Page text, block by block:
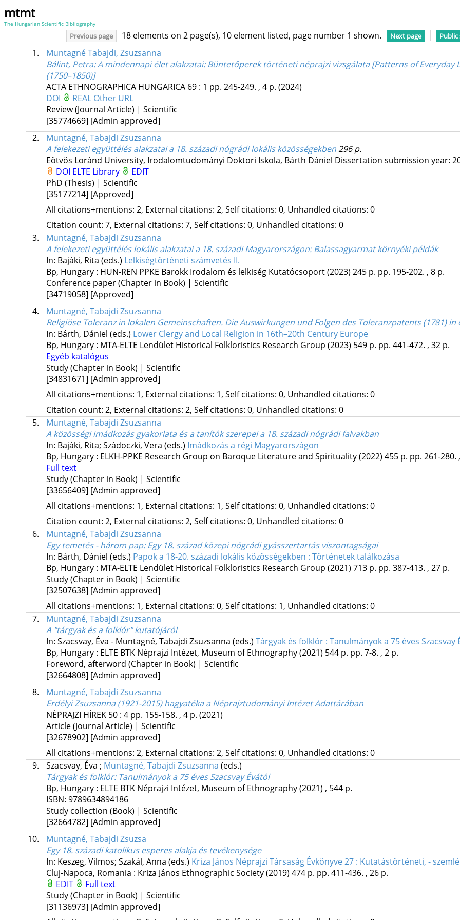
mtmt
The Hungarian Scientific Bibliography
Previous page 18 elements on 2 page(s), 10 element listed, page number 1 shown. Next page Public
1.
Muntagné Tabajdi, Zsuzsanna
Bálint, Petra: A mindennapi élet alakzatai: Büntetőperek történeti néprajzi vizsgálata [Patterns of
(1750–1850)]
ACTA ETHNOGRAPHICA HUNGARICA 69: 1 pp. 245-249. , 4 p. (2024)
DOI
REAL Other URL
Review (Journal Article) | Scientific
[35774669] [Admin approved]
2.
Muntagné, Tabajdi Zsuzsanna
A felekezeti együttélés alakzatai a 18. századi nógrádi lokális közösségekben296 p.
Eötvös Loránd University, Irodalomtudományi Doktori Iskola, Bárth Dániel Dissertation submission year:
DOI ELTE Library
EDIT
PhD (Thesis) | Scientific
[35177214] [Approved]
All citations+mentions: 2, External citations: 2, Self citations: 0, Unhandled citations: 0
Citation count: 7, External citations: 7, Self citations: 0, Unhandled citations: 0
3.
Muntagné, Tabajdi Zsuzsanna
A felekezeti együttélés lokális alakzatai a 18. századi Magyarországon: Balassagyarmat környéki példák
In: Bajáki, Rita (eds.) Lelkiségtörténeti számvetés II.
Bp, Hungary : HUN-REN PPKE Barokk Irodalom és lelkiség Kutatócsoport(2023) 245 p. pp. 195-202. , 8 p.
Conference paper (Chapter in Book) | Scientific
[34719058] [Approved]
4.
Muntagné, Tabajdi Zsuzsanna
Religiöse Toleranz in lokalen Gemeinschaften. Die Auswirkungen und Folgen des Toleranzpatents (1781)
In: Bárth, Dániel (eds.) Lower Clergy and Local Religion in 16th–20th Century Europe
Bp, Hungary : MTA-ELTE Lendület Historical Folkloristics Research Group (2023) 549 p. pp. 441-472. , 32 p.
Egyéb katalógus
Study (Chapter in Book) | Scientific
[34831671] [Admin approved]
All citations+mentions: 1, External citations: 1, Self citations: 0, Unhandled citations: 0
Citation count: 2, External citations: 2, Self citations: 0, Unhandled citations: 0
5.
Muntagné, Tabajdi Zsuzsanna
A közösségi imádkozás gyakorlata és a tanítók szerepei a 18. századi nógrádi falvakban
In: Bajáki, Rita; Szádoczki, Vera (eds.) Imádkozás a régi Magyarországon
Bp, Hungary : ELKH-PPKE Research Group on Baroque Literature and Spirituality(2022) 455 p. pp. 261-280.
Full text
Study (Chapter in Book) | Scientific
[33656409] [Admin approved]
All citations+mentions: 1, External citations: 1, Self citations: 0, Unhandled citations: 0
Citation count: 2, External citations: 2, Self citations: 0, Unhandled citations: 0
6.
Muntagné, Tabajdi Zsuzsanna
Egy temetés - három pap: Egy 18. század közepi nógrádi gyásszertartás viszontagságai
In: Bárth, Dániel (eds.) Papok a 18-20. századi lokális közösségekben : Történetek találkozása
Bp, Hungary : MTA-ELTE Lendület Historical Folkloristics Research Group (2021) 713 p. pp. 387-413. , 27 p.
Study (Chapter in Book) | Scientific
[32507638] [Admin approved]
All citations+mentions: 1, External citations: 0, Self citations: 1, Unhandled citations: 0
7.
Muntagné, Tabajdi Zsuzsanna
A "tárgyak és a folklór" kutatójáról
In: Szacsvay, Éva - Muntagné, Tabajdi Zsuzsanna (eds.) Tárgyak és folklór : Tanulmányok a 75 éves Szacsvay
Bp, Hungary : ELTE BTK Néprajzi Intézet, Museum of Ethnography(2021) 544 p. pp. 7-8. , 2 p.
Foreword, afterword (Chapter in Book) | Scientific
[32664808] [Admin approved]
8.
Muntagné, Tabajdi Zsuzsanna
Erdélyi Zsuzsanna (1921-2015) hagyatéka a Néprajztudományi Intézet Adattárában
NÉPRAJZI HÍREK 50: 4 pp. 155-158. , 4 p. (2021)
Article (Journal Article) | Scientific
[32678902] [Admin approved]
All citations+mentions: 2, External citations: 2, Self citations: 0, Unhandled citations: 0
9.
Szacsvay, Éva ; Muntagné, Tabajdi Zsuzsanna (eds.)
Tárgyak és folklór: Tanulmányok a 75 éves Szacsvay Évától
Bp, Hungary : ELTE BTK Néprajzi Intézet, Museum of Ethnography(2021) , 544 p.
ISBN: 9789634894186
Study collection (Book) | Scientific
[32664782] [Admin approved]
10.
Muntagné, Tabajdi Zsuzsa
Egy 18. századi katolikus esperes alakja és tevékenysége
In: Keszeg, Vilmos; Szakál, Anna (eds.) Kriza János Néprajzi Társaság Évkönyve 27 : Kutatástörténeti, -
Cluj-Napoca, Romania : Kriza János Ethnographic Society(2019) 474 p. pp. 411-436. , 26 p.
EDIT
Full text
Study (Chapter in Book) | Scientific
[31136973] [Admin approved]